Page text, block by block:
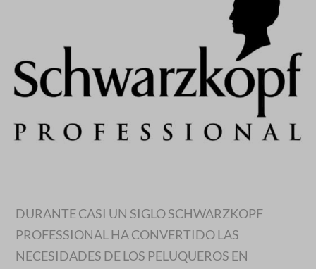
DURANTE CASI UN SIGLO SCHWARZKOPF
PROFESSIONAL HA CONVERTIDO LAS
NECESIDADES DE LOS PELUQUEROS EN